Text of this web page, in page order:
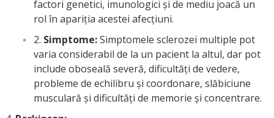
factori genetici, imunologici și de mediu joacă un
rol în apariția acestei afecțiuni.
Simptome:Simptomele sclerozei multiple pot
varia considerabil de la un pacient la altul, dar pot
include oboseală severă, dificultăți de vedere,
probleme de echilibru și coordonare, slăbiciune
musculară și dificultăți de memorie și concentrare.